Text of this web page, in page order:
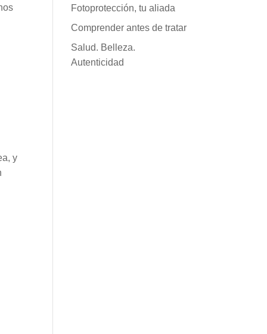
y
Fotoprotección, tu aliada
Comprender antes de tratar
Salud. Belleza.
Autenticidad